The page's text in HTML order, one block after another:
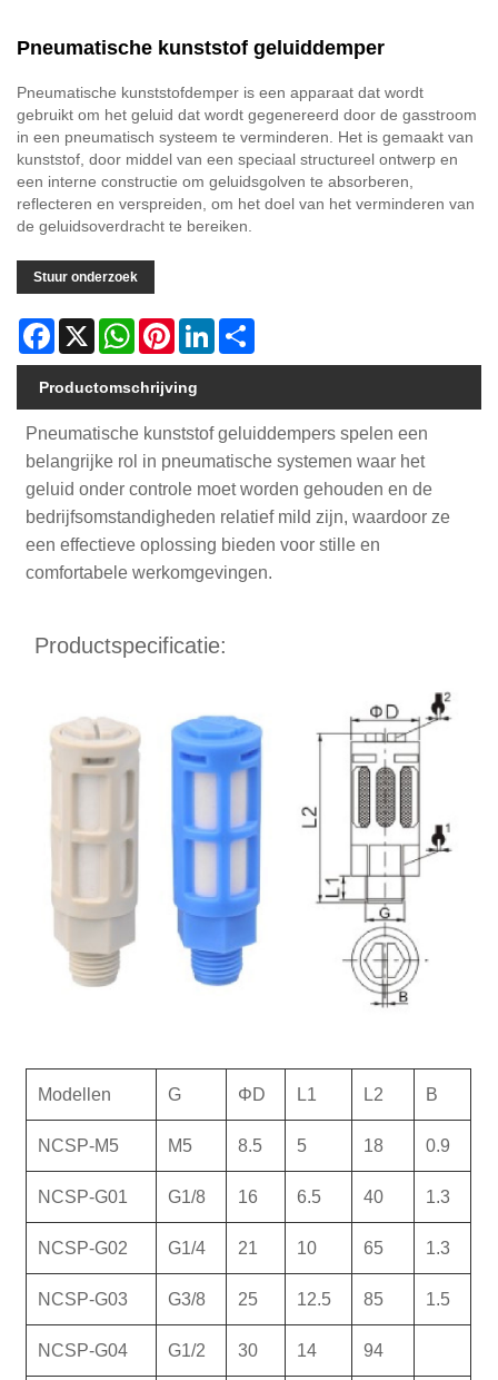
Pneumatische kunststof geluiddemper
Pneumatische kunststofdemper is een apparaat dat wordt
gebruikt om het geluid dat wordt gegenereerd door de gasstroom
in een pneumatisch systeem te verminderen. Het is gemaakt van
kunststof, door middel van een speciaal structureel ontwerp en
een interne constructie om geluidsgolven te absorberen,
reflecteren en verspreiden, om het doel van het verminderen van
de geluidsoverdracht te bereiken.
Stuur onderzoek
Facebook
X WhatsAppPinterestLinkedIn
Productomschrijving
Pneumatische kunststof geluiddempers spelen een
belangrijke rol in pneumatische systemen waar het
geluid onder controle moet worden gehouden en de
bedrijfsomstandigheden relatief mild zijn, waardoor ze
een effectieve oplossing bieden voor stille en
comfortabele werkomgevingen.
Productspecificatie:
Modellen G ΦD L1 L2 B
NCSP-M5 M5 8.5 5 18 0.9
NCSP-G01 G1/8 16 6.5 40 1.3
NCSP-G02 G1/4 21 10 65 1.3
NCSP-G03 G3/8 25 12.5 85 1.5
NCSP-G04 G1/2 30 14 94